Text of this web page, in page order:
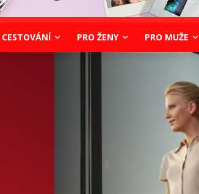
CESTOVÁNÍ PRO ŽENY PRO MUŽE